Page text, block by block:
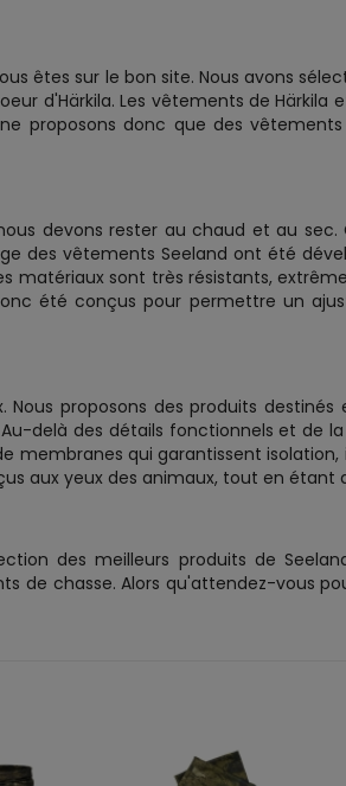
êtes sur le bon site. Nous avons
d'Härkila. Les vêtements de Härkila
proposons donc que des
devons rester au chaud et au
des vêtements Seeland ont été
matériaux sont très résistants,
été conçus pour permettre un
proposons des produits destinés
delà des détails fonctionnels et de
membranes qui garantissent
aux yeux des animaux, tout en étant
des meilleurs produits de
de chasse. Alors qu'attendez-vous